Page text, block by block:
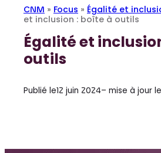
CNM » Focus » Égalité et
et inclusion : boîte à outils
Égalité et
outils
Publié le12 juin 2024– mise à jour le